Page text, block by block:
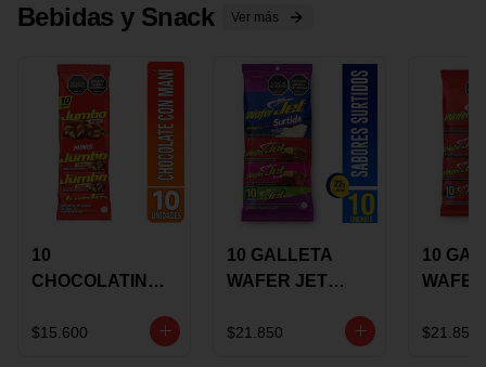
Bebidas y Snack Ver más
10
CHOCOLATINA
17 GRS
$15.600
10 GALLETA
WAFER JET
GRS
$21.850
10
GRS
$21.850